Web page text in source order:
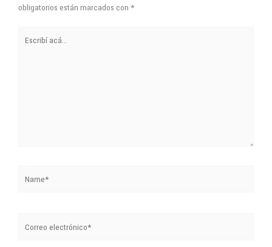
obligatorios están marcados con *
acá...
electrónico*